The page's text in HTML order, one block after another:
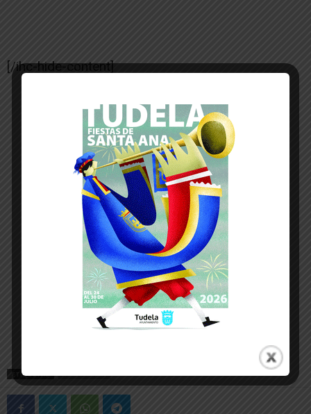
[/ihc-hide-content]
ETIQUETAS VILLAFRANCA